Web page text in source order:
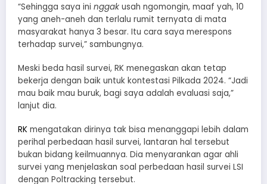
“Sehingga saya ini nggak usah ngomongin, maaf yah, 10
yang aneh-aneh dan terlalu rumit ternyata di mata
masyarakat hanya 3 besar. Itu cara saya merespons
terhadap survei,” sambungnya.
Meski beda hasil survei, RK menegaskan akan tetap
bekerja dengan baik untuk kontestasi Pilkada 2024. “Jadi
mau baik mau buruk, bagi saya adalah evaluasi saja,”
lanjut dia.
RK mengatakan dirinya tak bisa menanggapi lebih dalam
perihal perbedaan hasil survei, lantaran hal tersebut
bukan bidang keilmuannya. Dia menyarankan agar ahli
survei yang menjelaskan soal perbedaan hasil survei LSI
dengan Poltracking tersebut.